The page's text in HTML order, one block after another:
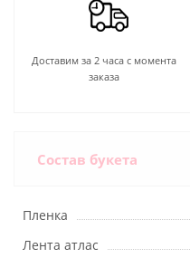
Доставим за 2 часа с момента
заказа
Состав букета
Пленка
Лента атлас